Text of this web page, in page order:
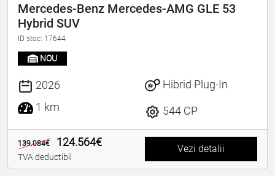
Mercedes-Benz Mercedes-AMG GLE 53
Hybrid SUV
ID stoc: 17644
NOU
2026
1 km
Hibrid Plug-In
544 CP
139.084€ 124.564€
TVA deductibil
Vezi detalii